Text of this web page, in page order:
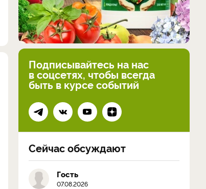
Подписывайтесь на нас
в соцсетях, чтобы всегда
быть в курсе событий
Сейчас обсуждают
Гость
07.08.2026